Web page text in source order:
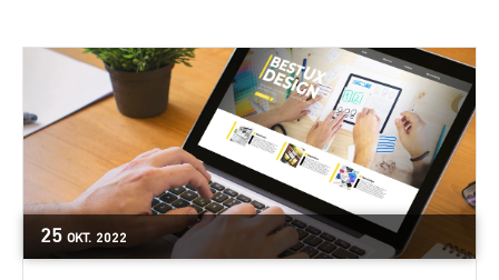
25 OKT. 2022